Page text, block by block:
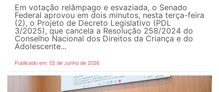
Em votação relâmpago e esvaziada, o Senado
Federal aprovou em dois minutos, nesta terça-feira
(2), o Projeto de Decreto Legislativo (PDL
3/2025), que cancela a Resolução 258/2024 do
Conselho Nacional dos Direitos da Criança e do
Adolescente...
Publicado em: 02 de Junho de 2026